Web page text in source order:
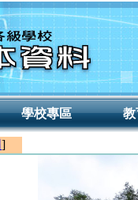
學校專區 教
]